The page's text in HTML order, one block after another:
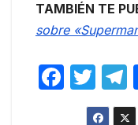
TAMBIÉN TE
sobre
F
T
w